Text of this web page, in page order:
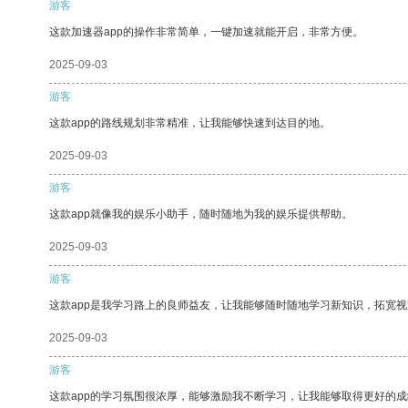
游客
这款加速器app的操作非常简单，一键加速就能开启，非常方便。
2025-09-03
游客
这款app的路线规划非常精准，让我能够快速到达目的地。
2025-09-03
游客
这款app就像我的娱乐小助手，随时随地为我的娱乐提供帮助。
2025-09-03
游客
这款app是我学习路上的良师益友，让我能够随时随地学习新知识，拓宽视
2025-09-03
游客
这款app的学习氛围很浓厚，能够激励我不断学习，让我能够取得更好的成